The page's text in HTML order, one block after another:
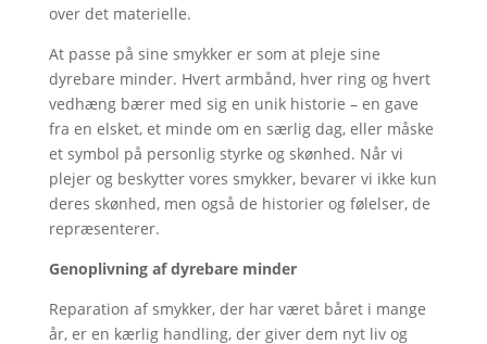
over det materielle.
At passe på sine smykker er som at pleje sine
dyrebare minder. Hvert armbånd, hver ring og hvert
vedhæng bærer med sig en unik historie – en gave
fra en elsket, et minde om en særlig dag, eller måske
et symbol på personlig styrke og skønhed. Når vi
plejer og beskytter vores smykker, bevarer vi ikke kun
deres skønhed, men også de historier og følelser, de
repræsenterer.
Genoplivning af dyrebare minder
Reparation af smykker, der har været båret i mange
år, er en kærlig handling, der giver dem nyt liv og